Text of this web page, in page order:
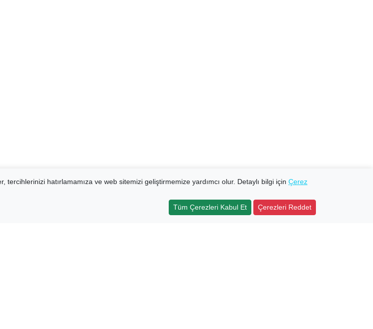
hatırlamamıza ve web sitemizi geliştirmemize yardımcı olur. Detaylı bilgi için Çerez
Tüm Çerezleri Kabul Et
Çerezleri Reddet